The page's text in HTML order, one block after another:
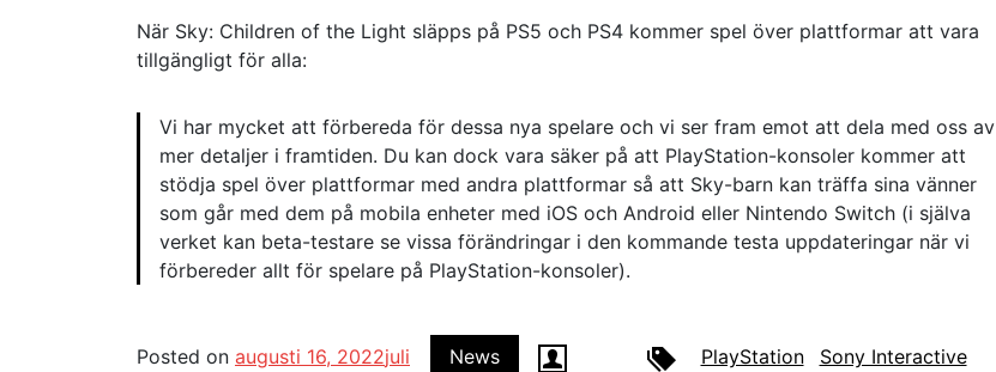
När Sky: Children of the Light släpps på PS5 och PS4 kommer spel över plattformar att vara
tillgängligt för alla:
Vi har mycket att förbereda för dessa nya spelare och vi ser fram emot att dela med oss ​​av
mer detaljer i framtiden. Du kan dock vara säker på att PlayStation-konsoler kommer att
stödja spel över plattformar med andra plattformar så att Sky-barn kan träffa sina vänner
som går med dem på mobila enheter med iOS och Android eller Nintendo Switch (i själva
verket kan beta-testare se vissa förändringar i den kommande testa uppdateringar när vi
förbereder allt för spelare på PlayStation-konsoler).
Posted on augusti 16, 2022juli
News
PlayStation
Sony Interactive